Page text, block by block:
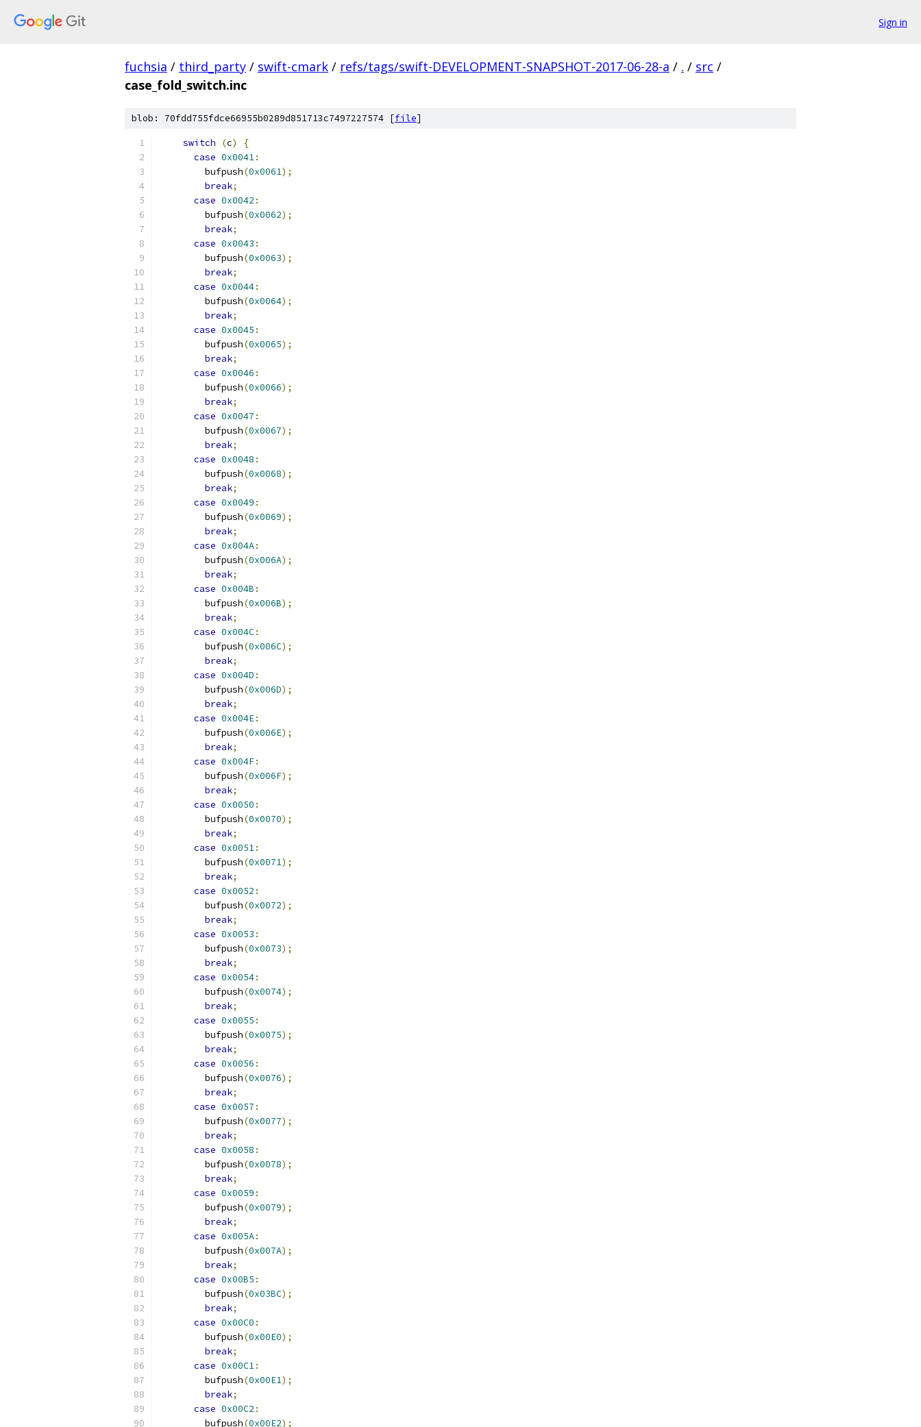
Sign in
fuchsia / third_party / swift-cmark / refs/tags/swift-DEVELOPMENT-SNAPSHOT-2017-06-28-a / . / src /
case_fold_switch.inc
blob: 70fdd755fdce66955b0289d851713c7497227574 [file]
switch (c)
{
case 0x0041:
        bufpush
(0x0061);
break;
case 0x0042 :
        bufpush
(0x0062);
break;
case 0x0043 :
        bufpush
(0x0063);
break;
case 0x0044:
        bufpush
(0x0064);
break;
case 0x0045 :
        bufpush
(0x0065);
break;
case 0x0046 :
        bufpush
(0x0066);
break;
case 0x0047 :
        bufpush
(0x0067);
break;
case 0x0048 :
        bufpush
(0x0068);
break;
case 0x0049 :
        bufpush
(0x0069);
break;
case 0x004A:
        bufpush
(0x006A);
break;
case 0x004B :
        bufpush
(0x006B);
break;
case 0x004C:
        bufpush
(0x006C);
break;
case 0x004D :
        bufpush
(0x006D);
break;
case 0x004E:
        bufpush
(0x006E);
break;
case 0x004F:
        bufpush
(0x006F);
break;
case 0x0050 :
        bufpush
(0x0070);
break;
case 0x0051:
        bufpush
(0x0071);
break;
case 0x0052 :
        bufpush
(0x0072);
break;
case 0x0053 :
        bufpush
(0x0073);
break;
case 0x0054:
        bufpush
(0x0074);
break;
case 0x0055 :
        bufpush
(0x0075);
break;
case 0x0056 :
        bufpush
(0x0076);
break;
case 0x0057 :
        bufpush
(0x0077);
break;
case 0x0058 :
        bufpush
(0x0078);
break;
case 0x0059 :
        bufpush
(0x0079);
break;
case 0x005A:
        bufpush
(0x007A);
break;
case 0x00B5 :
        bufpush
(0x03BC);
break;
case 0x00C0 :
        bufpush
(0x00E0);
break;
case 0x00C1:
        bufpush
(0x00E1);
break;
case 0x00C2 :
        bufpush
(0x00E2);